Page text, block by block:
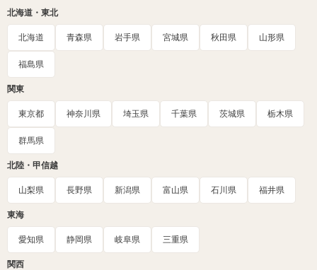
北海道・東北
北海道 青森県 岩手県 宮城県 秋田県 山形県
福島県
関東
東京都 神奈川県 埼玉県 千葉県 茨城県 栃木県
群馬県
北陸・甲信越
山梨県 長野県 新潟県 富山県 石川県 福井県
東海
愛知県 静岡県 岐阜県 三重県
関西